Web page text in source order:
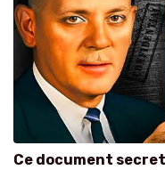
Ce document